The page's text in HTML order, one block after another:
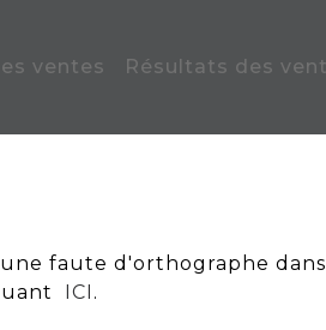
ventes Résultats des
faute d'orthographe
ICI .